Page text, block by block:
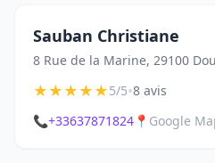
Sauban Christiane
8 Rue de la Marine, 29100
★★★★★5/5•8 avis
📞+33637871824 📍 Google